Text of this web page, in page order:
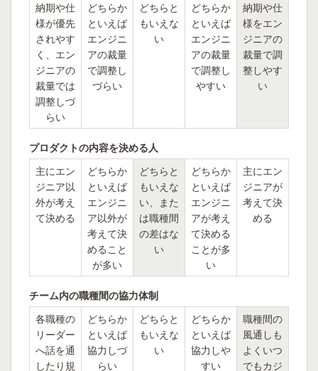
納期や仕
様が優先
されやす
く、エン
ジニアの
裁量では
調整しづ
らい
どちらか
といえば
エンジニ
アの裁量
で調整し
づらい
どちらと
もいえな
い
どちらか
といえば
エンジニ
アの裁量
で調整し
やすい
納期や仕
様をエン
ジニアの
裁量で調
整しやす
い
プロダクトの内容を決める人
主にエン
ジニア以
外が考え
て決める
どちらか
といえば
エンジニ
ア以外が
考えて決
めること
が多い
どちらと
もいえな
い、また
は職種間
の差はな
い
どちらか
といえば
エンジニ
アが考え
て決める
ことが多
い
主にエン
ジニアが
考えて決
める
チーム内の職種間の協力体制
各職種の
リーダー
へ話を通
したり規
どちらか
といえば
協力しづ
らい
どちらと
もいえな
い
どちらか
といえば
協力しや
すい
職種間の
風通しも
よくいつ
でもカジ